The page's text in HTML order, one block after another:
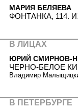
МАРИЯ БЕЛЯЕВА
ФОНТАНКА, 114.
В ЛИЦАХ
ЮРИЙ СМИРНОВ-
ЧЕРНО-БЕЛОЕ
Владимир
В ПЕТЕРБУРГЕ